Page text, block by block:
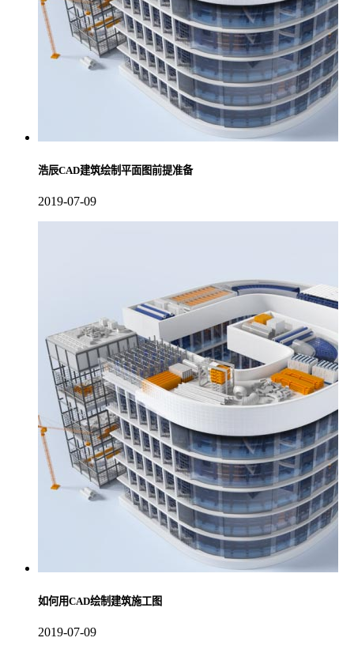
浩辰CAD建筑绘制平面图前提准备
2019-07-09
如何用CAD绘制建筑施工图
2019-07-09